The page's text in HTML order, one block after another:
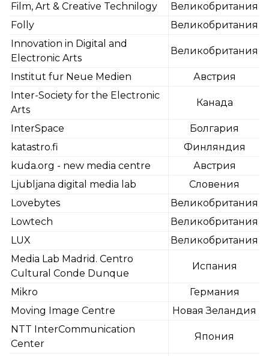
Film, Art & Creative Technilogy
Великобритания
Folly
Великобритания
Innovation in Digital and
Electronic Arts
Великобритания
Institut fur Neue Medien
Австрия
Inter-Society for the Electronic
Arts
Канада
InterSpace
Болгария
katastro.fi
Финляндия
kuda.org - new media centre
Австрия
Ljubljana digital media lab
Словения
Lovebytes
Великобритания
Lowtech
Великобритания
LUX
Великобритания
Media Lab Madrid. Centro
Cultural Conde Dunque
Испания
Mikro
Германия
Moving Image Centre
Новая Зеландия
NTT InterCommunication
Center
Япония